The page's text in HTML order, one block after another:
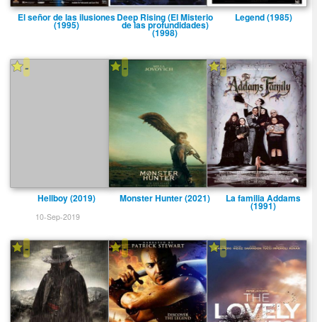
El señor de las ilusiones
(1995)
Deep Rising (El Misterio
de las profundidades)
(1998)
Legend (1985)
-
Hellboy (2019)
10-Sep-2019
-
Monster Hunter (2021)
-
La familia Addams
(1991)
- - -